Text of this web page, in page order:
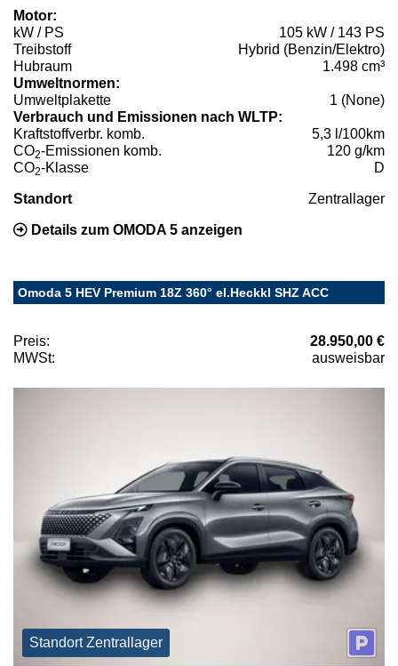
Motor:
kW / PS
105 kW / 143 PS
Treibstoff
Hybrid (Benzin/Elektro)
Hubraum
1.498 cm³
Umweltnormen:
Umweltplakette
1 (None)
Verbrauch und Emissionen nach WLTP:
Kraftstoffverbr. komb.
5,3 l/100km
CO2-Emissionen komb.
120 g/km
CO2-Klasse D
Standort Zentrallager
Details zum OMODA 5 anzeigen
Omoda 5 HEV Premium 18Z 360° el.Heckkl SHZ ACC
Preis:
28.950,00 €
MWSt:
ausweisbar
Standort Zentrallager